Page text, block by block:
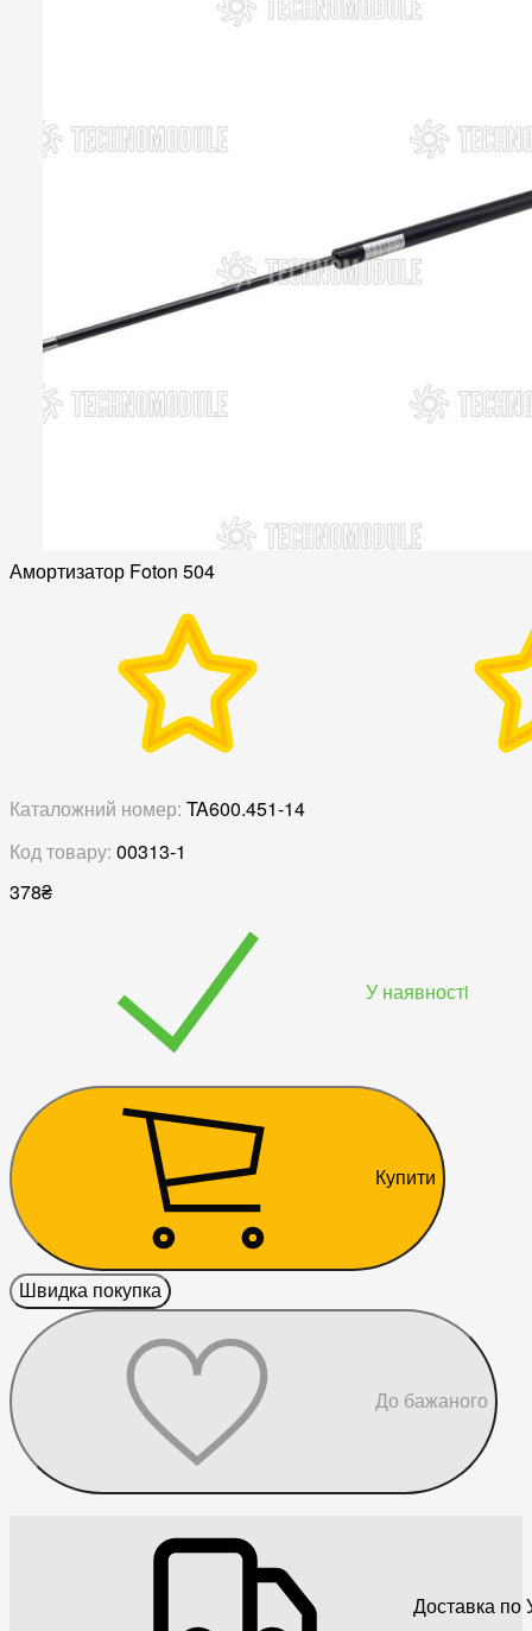
Амортизатор Foton 504
Каталожний номер: TA600.451-14
Код товару: 00313-1
378₴
У наявностi
Купити
Швидка покупка
До бажаного
Доставка по